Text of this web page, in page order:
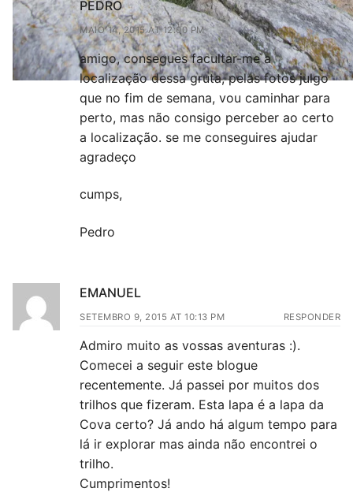
PEDRO
MAIO 14, 2015 AT 12:00 PM RESPONDER
amigo, consegues facultar-me a
localização dessa gruta, pelas fotos julgo
que no fim de semana, vou caminhar para
perto, mas não consigo perceber ao certo
a localização. se me conseguires ajudar
agradeço
cumps,
Pedro
EMANUEL
SETEMBRO 9, 2015 AT 10:13 PM RESPONDER
Admiro muito as vossas aventuras :).
Comecei a seguir este blogue
recentemente. Já passei por muitos dos
trilhos que fizeram. Esta lapa é a lapa da
Cova certo? Já ando há algum tempo para
lá ir explorar mas ainda não encontrei o
trilho.
Cumprimentos!